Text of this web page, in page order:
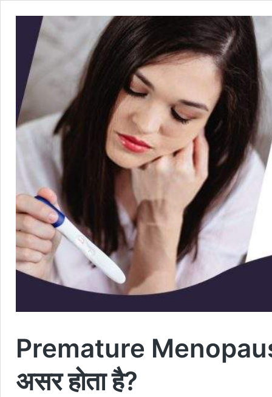
Premature Menopause
असर होता है?